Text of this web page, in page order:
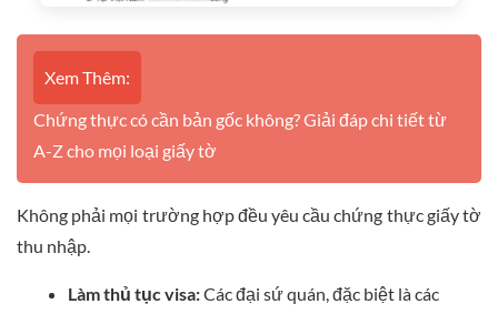
Xem Thêm:
Chứng thực có cần bản gốc không? Giải đáp chi tiết từ
A-Z cho mọi loại giấy tờ
Không phải mọi trường hợp đều yêu cầu chứng thực giấy tờ
thu nhập.
Làm thủ tục visa:Các đại sứ quán, đặc biệt là các